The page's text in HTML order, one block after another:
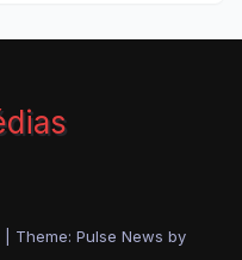
Theme: Pulse News by